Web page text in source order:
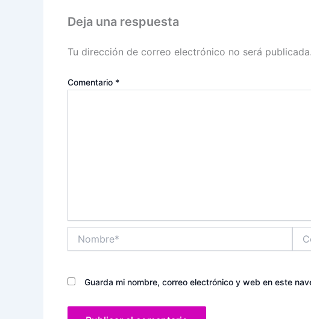
Deja una respuesta
Tu dirección de correo electrónico no será publicada.
Comentario *
Guarda mi nombre, correo electrónico y web en este